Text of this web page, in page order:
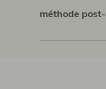
méthode